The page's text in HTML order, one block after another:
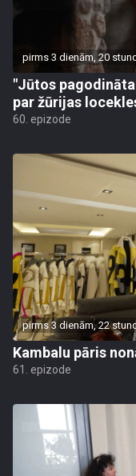
pirms 3 dienām, 20
"Jūtos
par žūrijas
60. epizode
pirms 3 dienām, 22
Kambalu pāris
61. epizode